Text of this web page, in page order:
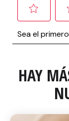
HAY